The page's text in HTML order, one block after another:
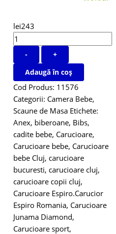
lei243
-
+
Adaugă în coș
Cod Produs: 11576
Categorii: Camera Bebe,
Scaune de Masa Etichete:
Anex, biberoane, Bibs,
cadite bebe, Carucioare,
Carucioare bebe, Carucioare
bebe Cluj, carucioare
bucuresti, carucioare cluj,
carucioare copii cluj,
Carucioare Espiro.Carucior
Espiro Romania, Carucioare
Junama Diamond,
Carucioare sport,